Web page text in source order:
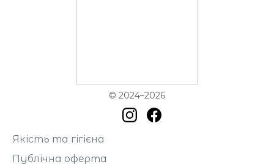
© 2024–2026
Якість та гігієна
Публічна оферта